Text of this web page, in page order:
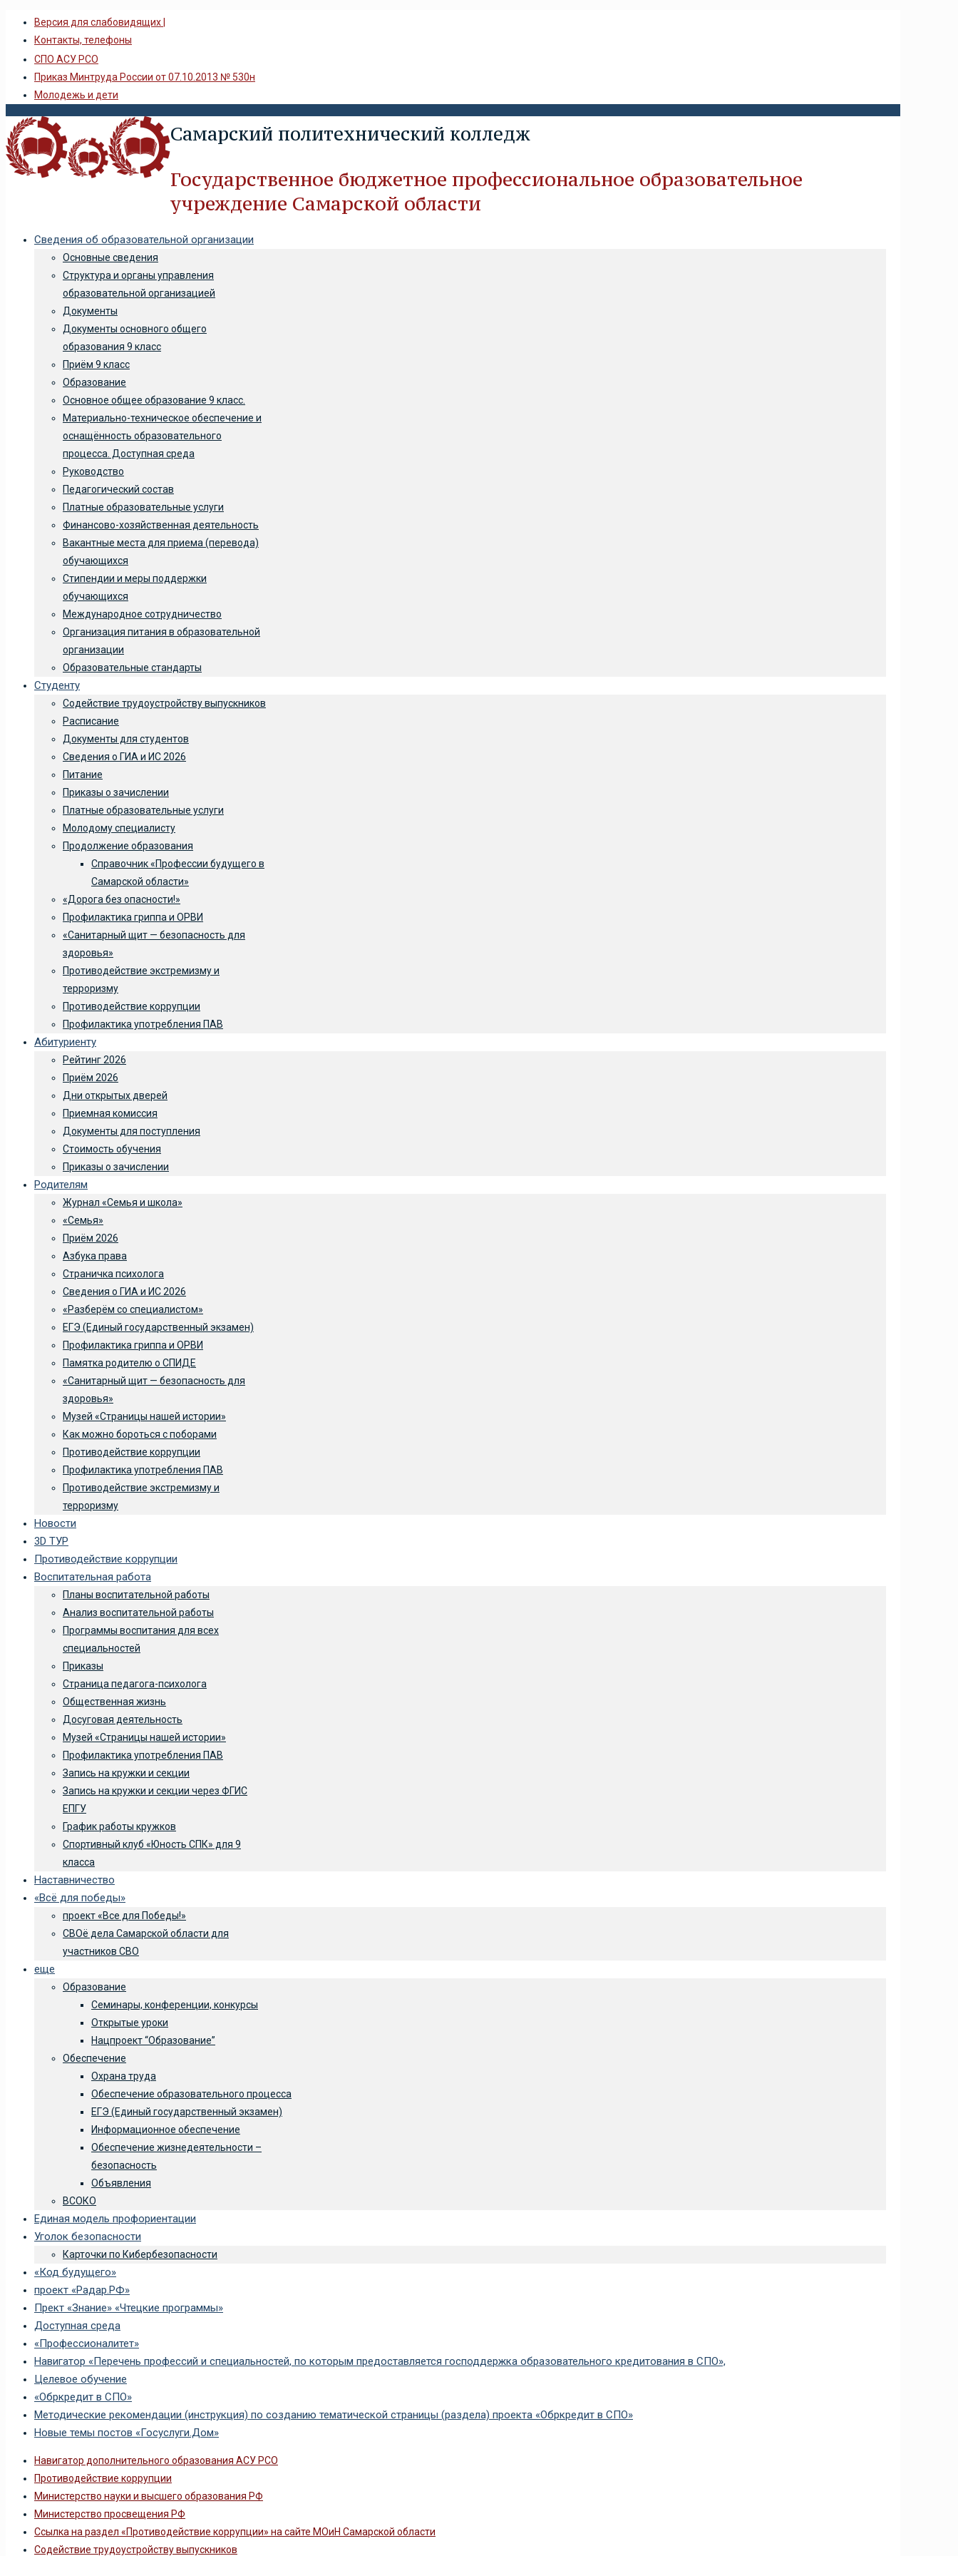
Версия для слабовидящих |
Контакты, телефоны
СПО АСУ РСО
Приказ Минтруда России от 07.10.2013 № 530н
Молодежь и дети
Самарский политехничеcкий колледж
Государственное бюджетное профессиональное образовательное
учреждение Самарской области
Сведения об образовательной организации
Основные сведения
Структура и органы управления
образовательной организацией
Документы
Документы основного общего
образования 9 класс
Приём 9 класс
Образование
Основное общее образование 9 класс.
Материально-техническое обеспечение и
оснащённость образовательного
процесса. Доступная среда
Руководство
Педагогический состав
Платные образовательные услуги
Финансово-хозяйственная деятельность
Вакантные места для приема (перевода)
обучающихся
Стипендии и меры поддержки
обучающихся
Международное сотрудничество
Организация питания в образовательной
организации
Образовательные стандарты
Студенту
Содействие трудоустройству выпускников
Расписание
Документы для студентов
Сведения о ГИА и ИС 2026
Питание
Приказы о зачислении
Платные образовательные услуги
Молодому специалисту
Продолжение образования
Справочник «Профессии будущего в
Самарской области»
«Дорога без опасности!»
Профилактика гриппа и ОРВИ
«Санитарный щит — безопасность для
здоровья»
Противодействие экстремизму и
терроризму
Противодействие коррупции
Профилактика употребления ПАВ
Абитуриенту
Рейтинг 2026
Приём 2026
Дни открытых дверей
Приемная комиссия
Документы для поступления
Стоимость обучения
Приказы о зачислении
Родителям
Журнал «Семья и школа»
«Семья»
Приём 2026
Азбука права
Страничка психолога
Сведения о ГИА и ИС 2026
«Разберём со специалистом»
ЕГЭ (Единый государственный экзамен)
Профилактика гриппа и ОРВИ
Памятка родителю о СПИДЕ
«Санитарный щит — безопасность для
здоровья»
Музей «Страницы нашей истории»
Как можно бороться с поборами
Противодействие коррупции
Профилактика употребления ПАВ
Противодействие экстремизму и
терроризму
Новости
3D ТУР
Противодействие коррупции
Воспитательная работа
Планы воспитательной работы
Анализ воспитательной работы
Программы воспитания для всех
специальностей
Приказы
Страница педагога-психолога
Общественная жизнь
Досуговая деятельность
Музей «Страницы нашей истории»
Профилактика употребления ПАВ
Запись на кружки и секции
Запись на кружки и секции через ФГИС
ЕПГУ
График работы кружков
Спортивный клуб «Юность СПК» для 9
класса
Наставничество
«Всё для победы»
проект «Все для Победы!»
СВОё дела Самарской области для
участников СВО
еще
Образование
Семинары, конференции, конкурсы
Открытые уроки
Нацпроект “Образование”
Обеспечение
Охрана труда
Обеспечение образовательного процесса
ЕГЭ (Единый государственный экзамен)
Информационное обеспечение
Обеспечение жизнедеятельности –
безопасность
Объявления
ВСОКО
Единая модель профориентации
Уголок безопасности
Карточки по Кибербезопасности
«Код будущего»
проект «Радар.РФ»
Прект «Знание» «Чтецкие программы»
Доступная среда
«Профессионалитет»
Навигатор «Перечень профессий и специальностей, по которым предоставляется господдержка образовательного кредитования в СПО»,
Целевое обучение
«Обркредит в СПО»
Методические рекомендации (инструкция) по созданию тематической страницы (раздела) проекта «Обркредит в СПО»
Новые темы постов «Госуслуги.Дом»
Навигатор дополнительного образования АСУ РСО
Противодействие коррупции
Министерство науки и высшего образования РФ
Министерство просвещения РФ
Ссылка на раздел «Противодействие коррупции» на сайте МОиН Самарской области
Содействие трудоустройству выпускников